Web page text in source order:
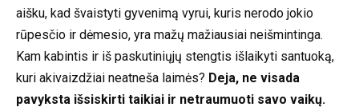
aišku, kad švaistyti gyvenimą vyrui, kuris nerodo jokio
rūpesčio ir dėmesio, yra mažų mažiausiai neišmintinga.
Kam kabintis ir iš paskutiniųjų stengtis išlaikyti santuoką,
kuri akivaizdžiai neatneša laimės? Deja, ne visada
pavyksta išsiskirti taikiai ir netraumuoti savo vaikų.